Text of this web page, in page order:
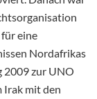
eine
Nordafrikas
2009 zur UNO
Irak mit den